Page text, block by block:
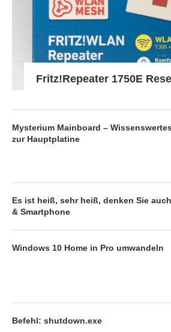
Fritz!Repeater 1750E
Mysterium Mainboard – Wissenswertes
zur Hauptplatine
Es ist heiß, sehr heiß, denken Sie
& Smartphone
Windows 10 Home in Pro umwandeln
Befehl: shutdown.exe